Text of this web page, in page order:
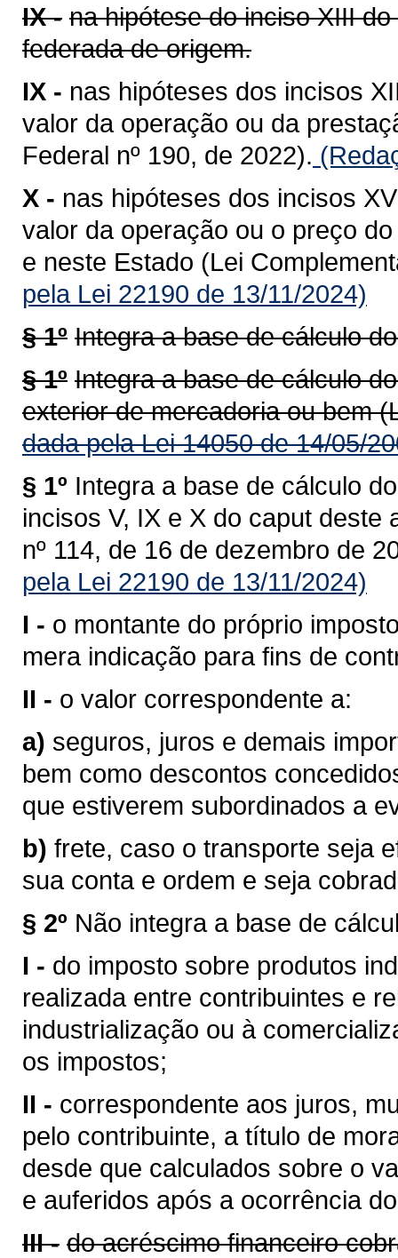
IX - na hipótese do inciso XIII
federada de origem.
IX - nas hipóteses dos incisos
valor da operação ou da
Federal nº 190, de 2022).
X - nas hipóteses dos incisos
valor da operação ou o preço
e neste Estado (Lei
pela Lei 22190 de 13/11/2024)
§ 1º Integra a base de cálculo
§ 1º Integra a base de cálculo
exterior de mercadoria ou bem
dada pela Lei 14050 de 14/05/
§ 1º Integra a base de cálculo
incisos V, IX e X do caput
nº 114, de 16 de dezembro de
pela Lei 22190 de 13/11/2024)
I - o montante do próprio
mera indicação para fins de
II - o valor correspondente a:
a) seguros, juros e demais
bem como descontos
que estiverem subordinados a
b) frete, caso o transporte seja
sua conta e ordem e seja
§ 2º Não integra a base de
I - do imposto sobre produtos
realizada entre contribuintes e
industrialização ou à
os impostos;
II - correspondente aos juros,
pelo contribuinte, a título de
desde que calculados sobre o
e auferidos após a ocorrência
III - do acréscimo financeiro